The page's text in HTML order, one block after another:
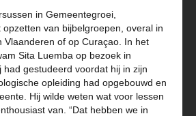
in Gemeentegroei,
van bijbelgroepen, overal in
Vlaanderen of op Curaçao. In het
Sita Luemba op bezoek in
had gestudeerd voordat hij in zijn
opleiding had opgebouwd en
Hij wilde weten wat voor lessen
van. “Dat hebben we in